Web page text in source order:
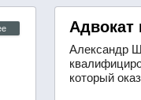
связанным
Александр
который